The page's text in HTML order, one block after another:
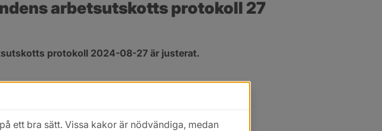
arbetsutskotts protokoll 27
protokoll 2024-08-27 är justerat.
kB, öppnas i nytt fönster.
ett bra sätt. Vissa kakor är nödvändiga, medan